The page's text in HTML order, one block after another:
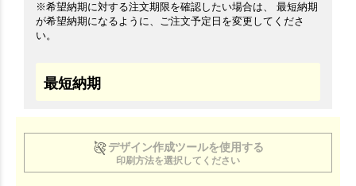
※希望納期に対する注文期限を確認したい場合は、 最短納期
が希望納期になるように、ご注文予定日を変更してくださ
い。
最短納期
デザイン作成ツールを使用する
印刷方法を選択してください